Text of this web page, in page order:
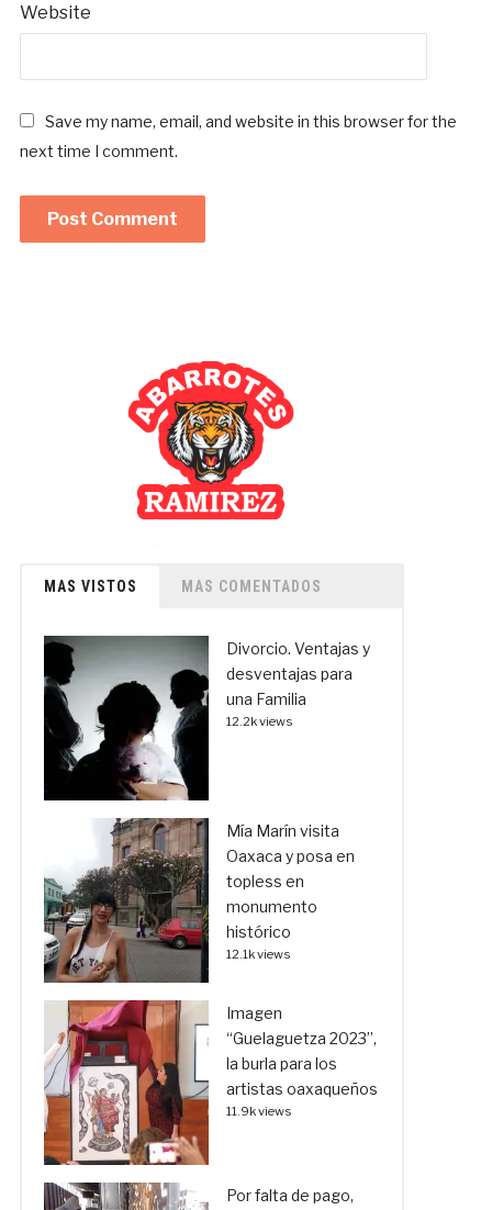
Website
Save my name, email, and website in this browser for the
next time I comment.
MAS VISTOS MAS COMENTADOS
Divorcio. Ventajas y
desventajas para
una Familia
12.2k views
Mía Marín visita
Oaxaca y posa en
topless en
monumento
histórico
12.1k views
Imagen
“Guelaguetza 2023”,
la burla para los
artistas oaxaqueños
11.9k views
Por falta de pago,